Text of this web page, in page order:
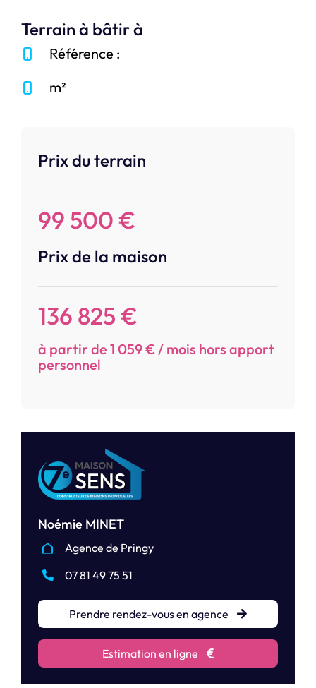
Prix du terrain
99 500 €
Prix de la maison
136 825 €
à partir de 1 059 € / mois hors apport
personnel
Noémie MINET
Agence de Pringy
07 81 49 75 51
Prendre rendez-vous en agence
Estimation en ligne
Terrain à bâtir à
Référence :
m²